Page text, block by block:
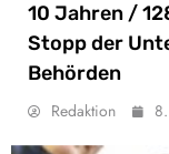
10 Jahren /
Stopp der
Behörden
Redaktion